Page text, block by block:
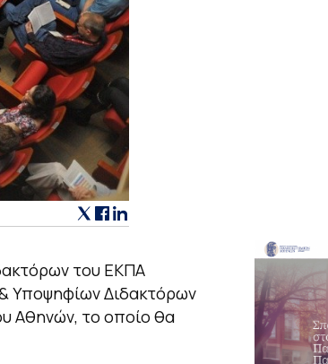
του ΕΚΠΑ
Υποψηφίων Διδακτόρων
Αθηνών, το οποίο θα